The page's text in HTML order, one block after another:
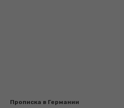
Прописка в Германии